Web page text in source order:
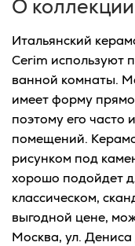
О
Итальянский
Cerim используют
ванной комнаты.
имеет форму
поэтому его часто
помещений.
рисунком под
хорошо подойдет
классическом,
выгодной цене,
Москва, ул.